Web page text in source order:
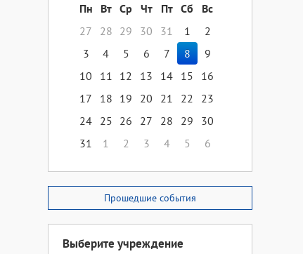
Пн
Вт Ср Чт Пт Сб
Вс
27
28 29 30 31 1
2
3
4 5 6 7 8
9
10
11 12 13 14 15
16
17
18 19 20 21 22
23
24 25 26 27 28 29
30
31
1 2 3 4 5 6
Прошедшие события
Выберите учреждение